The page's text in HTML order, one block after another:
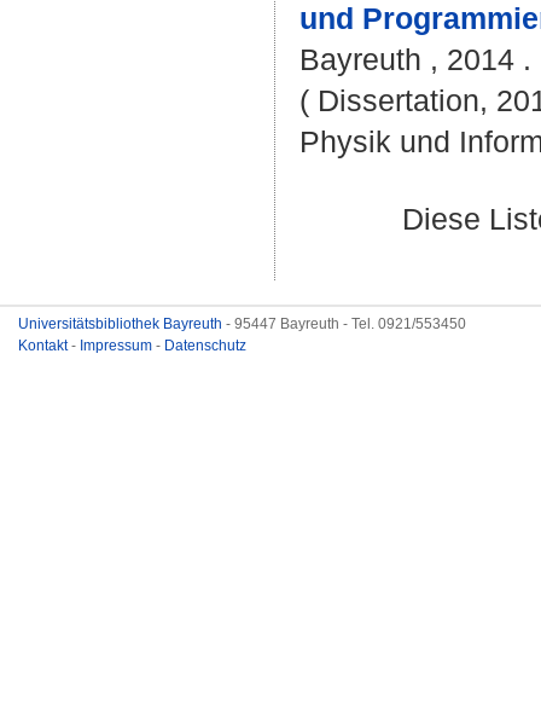
und
Bayreuth , 2014
( Dissertation,
Physik und
Diese
Universitätsbibliothek Bayreuth - 95447 Bayreuth - Tel. 0921/553450
Kontakt- Impressum - Datenschutz